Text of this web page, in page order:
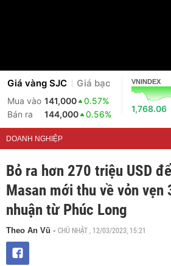
Giá vàng SJC Giá bạc
Mua vào 141,000
0.57%
Bán ra
144,000 0.56%
VNINDEX
1,768.06
DOANH NGHIỆP
Bỏ ra hơn 270 triệu USD
Masan mới thu về vỏn
nhuận từ Phúc Long
Theo An Vũ - CHỦ NHẬT , 12/03/2023, 15:21